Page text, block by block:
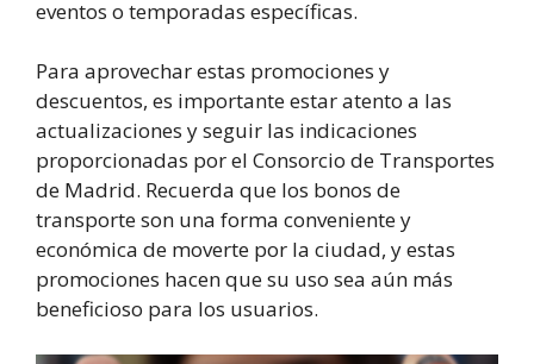
eventos o temporadas específicas.
Para aprovechar estas promociones y
descuentos, es importante estar atento a las
actualizaciones y seguir las indicaciones
proporcionadas por el Consorcio de Transportes
de Madrid. Recuerda que los bonos de
transporte son una forma conveniente y
económica de moverte por la ciudad, y estas
promociones hacen que su uso sea aún más
beneficioso para los usuarios.